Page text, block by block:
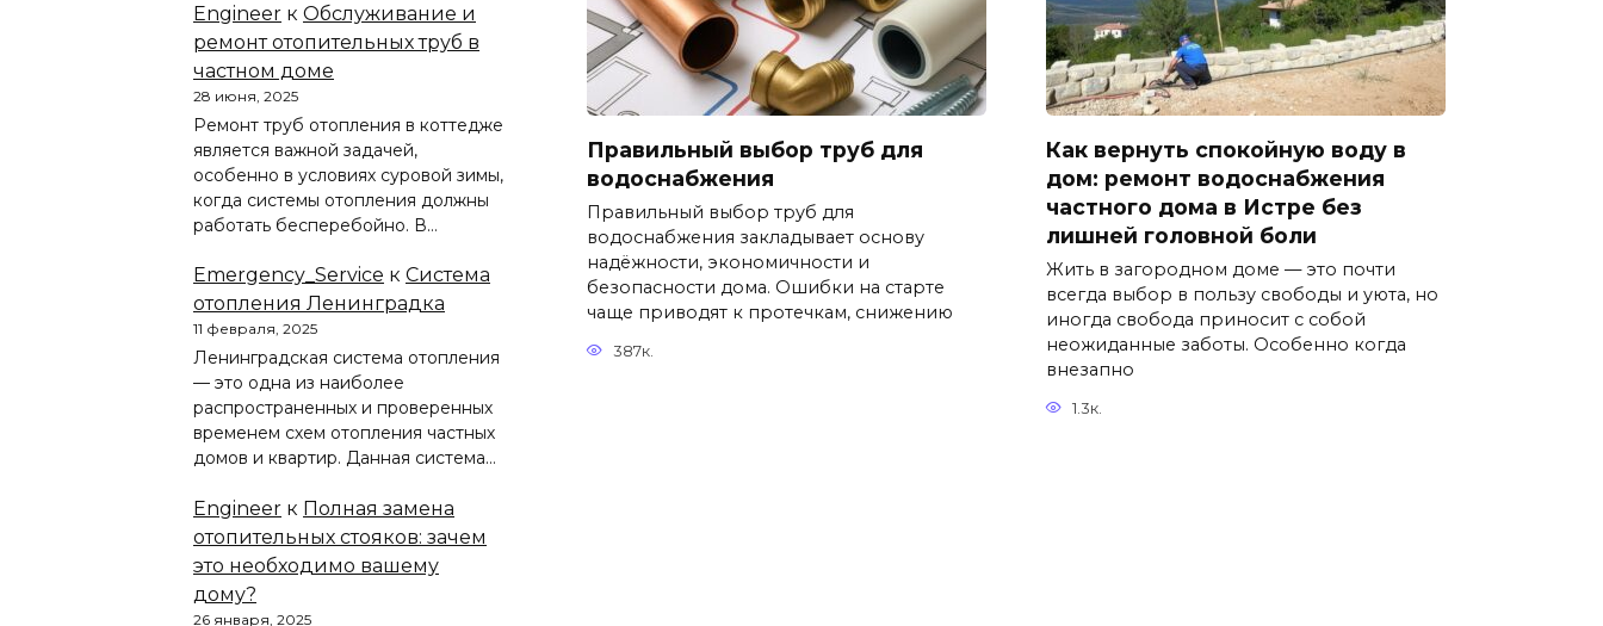
Правильный выбор труб для
водоснабжения
Правильный выбор труб для
водоснабжения закладывает основу
надёжности, экономичности и
безопасности дома. Ошибки на старте
чаще приводят к протечкам, снижению
387к.
Как вернуть спокойную воду в
дом: ремонт водоснабжения
частного дома в Истре без
лишней головной боли
Жить в загородном доме — это почти
всегда выбор в пользу свободы и уюта, но
иногда свобода приносит с собой
неожиданные заботы. Особенно когда
внезапно
1.3к.
Engineer к Обслуживание и
ремонт отопительных труб в
частном доме
28 июня, 2025
Ремонт труб отопления в коттедже
является важной задачей,
особенно в условиях суровой зимы,
когда системы отопления должны
работать бесперебойно. В…
Emergency_Service к Система
отопления Ленинградка
11 февраля, 2025
Ленинградская система отопления
— это одна из наиболее
распространенных и проверенных
временем схем отопления частных
домов и квартир. Данная система…
Engineer к Полная замена
отопительных стояков: зачем
это необходимо вашему
дому?
26 января, 2025